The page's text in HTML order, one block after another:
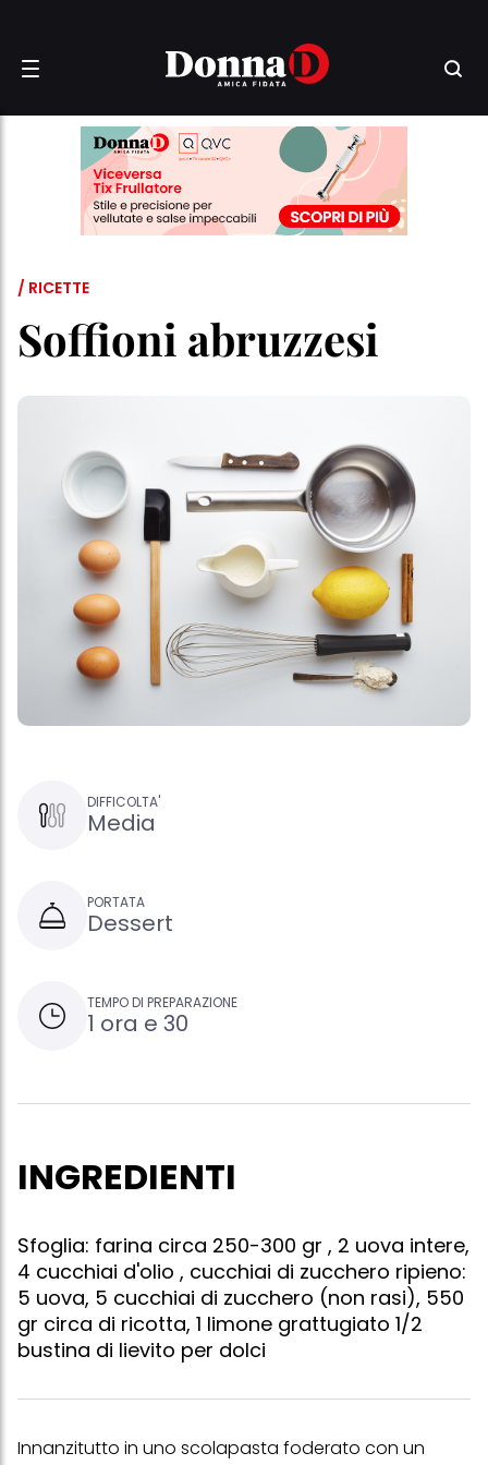
/ RICETTE
Soffioni abruzzesi
DIFFICOLTA'
Media
PORTATA
Dessert
TEMPO DI PREPARAZIONE
1 ora e 30
INGREDIENTI
Sfoglia: farina circa 250-300 gr , 2 uova intere,
4 cucchiai d'olio , cucchiai di zucchero ripieno:
5 uova, 5 cucchiai di zucchero (non rasi), 550
gr circa di ricotta, 1 limone grattugiato 1/2
bustina di lievito per dolci
Innanzitutto in uno scolapasta foderato con un